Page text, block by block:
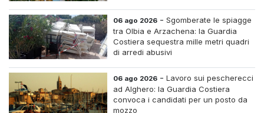
06 ago 2026 -Sgomberate le spiagge
tra Olbia e Arzachena: la Guardia
Costiera sequestra mille metri quadri
di arredi abusivi
06 ago 2026 -Lavoro sui pescherecci
ad Alghero: la Guardia Costiera
convoca i candidati per un posto da
mozzo